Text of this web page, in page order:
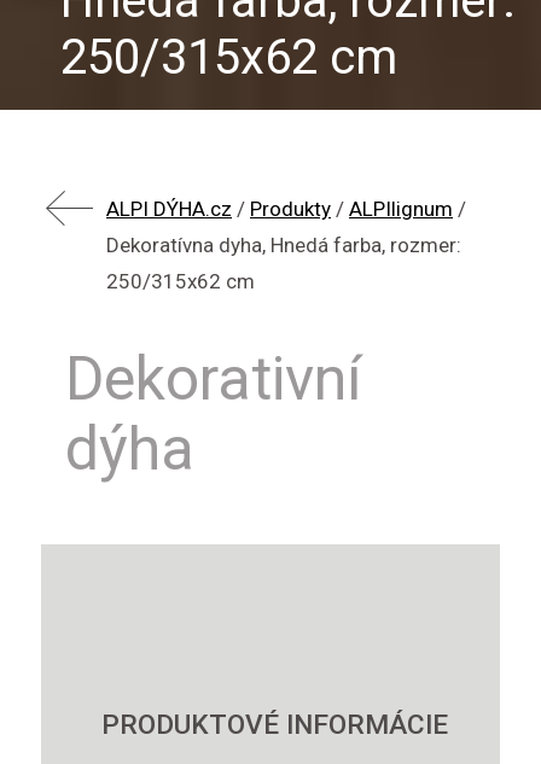
250/315x62 cm
ALPI DÝHA.cz / Produkty / ALPIlignum /
Dekoratívna dyha, Hnedá farba, rozmer:
250/315x62 cm
Dekorativní
dýha
PRODUKTOVÉ INFORMÁCIE